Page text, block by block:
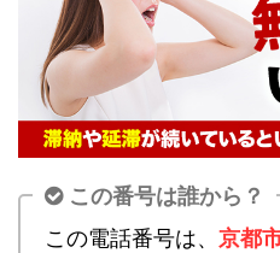
この番号は誰から？
この電話番号は、 京都